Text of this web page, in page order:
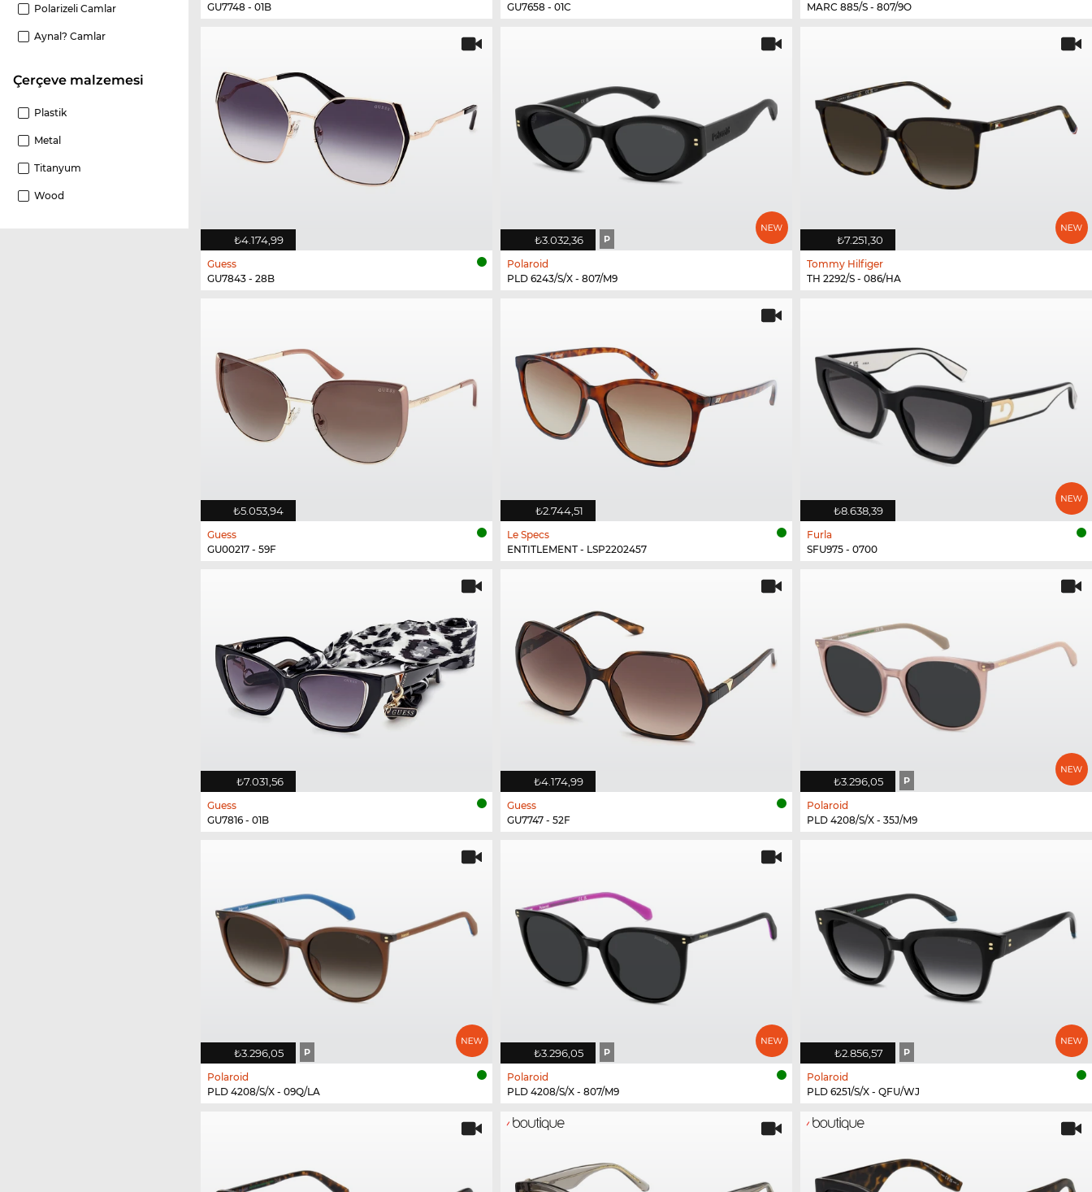
Polarizeli Camlar
Aynal? Camlar
Çerçeve malzemesi
Plastik
Metal
Titanyum
Wood
GU7748 - 01B
GU7658 - 01C
MARC 885/S - 807/9O
₺4.174,99
Guess
GU7843 - 28B
₺3.032,36 P
Polaroid
PLD 6243/S/X - 807/M9
₺7.251,30
Tommy Hilfiger
TH 2292/S - 086/HA
₺5.053,94
Guess
GU00217 - 59F
₺2.744,51
Le Specs
ENTITLEMENT - LSP2202457
₺8.638,39
Furla
SFU975 - 0700
₺7.031,56
Guess
GU7816 - 01B
₺4.174,99
Guess
GU7747 - 52F
₺3.296,05 P
Polaroid
PLD 4208/S/X - 35J/M9
₺3.296,05 P
Polaroid
PLD 4208/S/X - 09Q/LA
₺3.296,05 P
Polaroid
PLD 4208/S/X - 807/M9
₺2.856,57 P
Polaroid
PLD 6251/S/X - QFU/WJ